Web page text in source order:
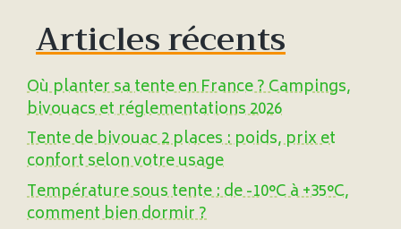
Articles récents
Où planter sa tente en France ? Campings,
bivouacs et réglementations 2026
Tente de bivouac 2 places : poids, prix et
confort selon votre usage
Température sous tente : de -10°C à +35°C,
comment bien dormir ?